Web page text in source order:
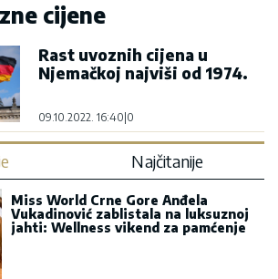
cijene
Rast uvoznih cijena u
Njemačkoj najviši od 1974.
09.10.2022. 16:40 0
Najčitanije
Miss World Crne Gore Anđela
Vukadinović zablistala na luksuznoj
jahti: Wellness vikend za pamćenje